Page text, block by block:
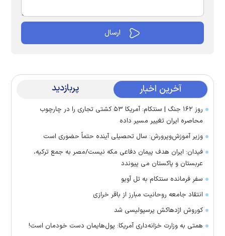
آخرین اخبار پربازدید
روز ۱۶۲ جنگ | سنتکام: آمریکا ۵۳ کشتی تجاری را در چارچوب
محاصره ایران تغییر مسیر داده
وزیر آموزش‌وپرورش: سال تحصیلی آینده حتماً حضوری است
فیدان: ایران هدف پیمان دفاعی مکه نیست/مصر به جمع ترکیه،
عربستان و پاکستان می پیوندد
سفر فرمانده سنتکام به تل آویو
انتقاد جامعه روحانیت مبارز از باقر خرازی
کوروش اژدهاکش پرسپولیسی شد
همتی به وزارت خزانه‌داری آمریکا: پول‌هایمان دست خودمان است!